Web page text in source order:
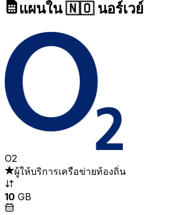
แผนใน 🇳🇴 นอร์เวย์
O2
ผู้ให้บริการเครือข่ายท้องถิ่น
10 GB